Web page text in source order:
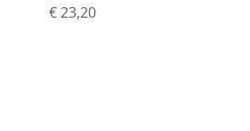
€ 23,20